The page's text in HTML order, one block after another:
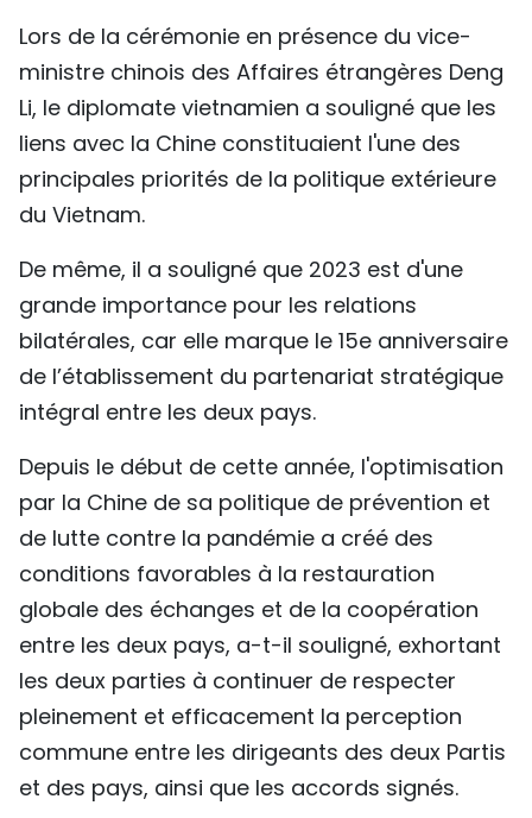
TIẾNG VIỆT
ENGLISH
中文
ESPAÑOL
Lors de la cérémonie en présence du vice-
ministre chinois des Affaires étrangères Deng
Li, le diplomate vietnamien a souligné que les
liens avec la Chine constituaient l'une des
principales priorités de la politique extérieure
du Vietnam.
De même, il a souligné que 2023 est d'une
grande importance pour les relations
bilatérales, car elle marque le 15e anniversaire
de l’établissement du partenariat stratégique
intégral entre les deux pays.
Depuis le début de cette année, l'optimisation
par la Chine de sa politique de prévention et
de lutte contre la pandémie a créé des
conditions favorables à la restauration
globale des échanges et de la coopération
entre les deux pays, a-t-il souligné, exhortant
les deux parties à continuer de respecter
pleinement et efficacement la perception
commune entre les dirigeants des deux Partis
et des pays, ainsi que les accords signés.